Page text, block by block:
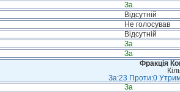
За
Відсутній
Не голосував
Відсутній
За
За
Фракція
За:23 Проти:0
За